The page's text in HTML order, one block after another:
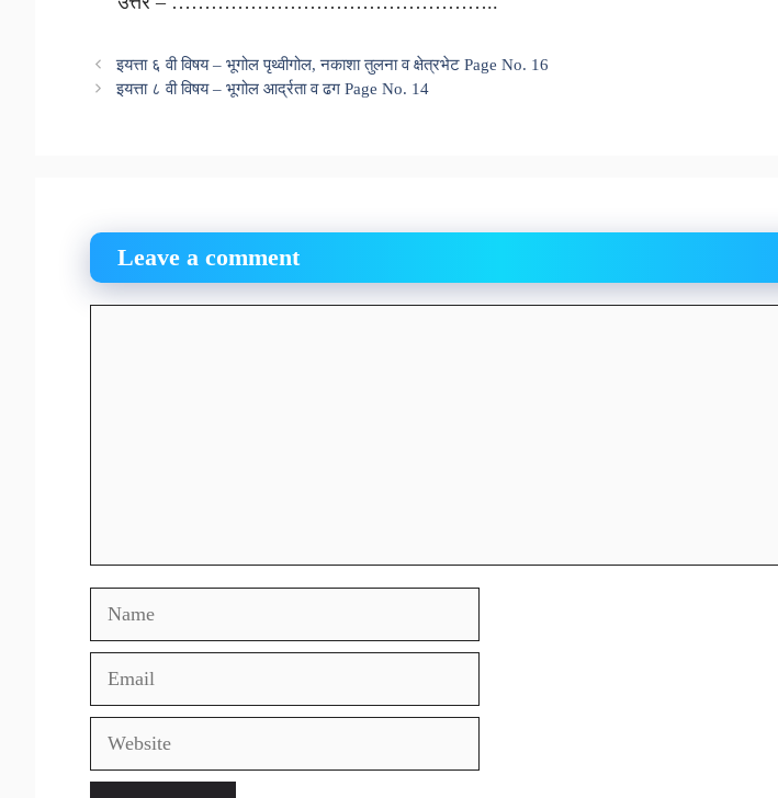
इयत्ता ६ वी विषय – भूगोल पृथ्वीगोल, नकाशा तुलना व क्षेत्रभेट Page No. 16
इयत्ता ८ वी विषय – भूगोल आर्द्रता व ढग Page No. 14
Leave a comment
Name
Email
Website